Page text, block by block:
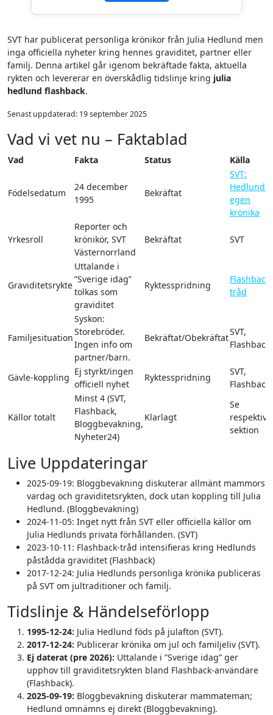
SVT har publicerat personliga krönikor från Julia Hedlund men
inga officiella nyheter kring hennes graviditet, partner eller
familj. Denna artikel går igenom bekräftade fakta, aktuella
rykten och levererar en överskådlig tidslinje kring julia
hedlund flashback.
Senast uppdaterad: 19 september 2025
Vad vi vet nu – Faktablad
Vad Fakta Status Källa
Födelsedatum
24 december
1995
Bekräftat
SVT:
Hedlunds
egen
krönika
Yrkesroll
Reporter och
krönikör, SVT
Västernorrland
Bekräftat SVT
Graviditetsrykte
Uttalande i
”Sverige idag”
tolkas som
graviditet
Ryktesspridning
Flashback-
tråd
Familjesituation
Syskon:
Storebröder.
Ingen info om
partner/barn.
Bekräftat/Obekräftat
SVT,
Flashback
Gävle-koppling
Ej styrkt/ingen
officiell nyhet
Ryktesspridning
SVT,
Flashback
Källor totalt
Minst 4 (SVT,
Flashback,
Bloggbevakning,
Nyheter24)
Klarlagt
Se
respektive
sektion
Live Uppdateringar
2025-09-19: Bloggbevakning diskuterar allmänt mammors
vardag och graviditetsrykten, dock utan koppling till Julia
Hedlund. (Bloggbevakning)
2024-11-05: Inget nytt från SVT eller officiella källor om
Julia Hedlunds privata förhållanden. (SVT)
2023-10-11: Flashback-tråd intensifieras kring Hedlunds
påstådda graviditet (Flashback)
2017-12-24: Julia Hedlunds personliga krönika publiceras
på SVT om jultraditioner och familj.
Tidslinje & Händelseförlopp
1995-12-24: Julia Hedlund föds på julafton (SVT).
2017-12-24: Publicerar krönika om jul och familjeliv (SVT).
Ej daterat (pre 2026): Uttalande i ”Sverige idag” ger
upphov till graviditetsrykten bland Flashback-användare
(Flashback).
2025-09-19: Bloggbevakning diskuterar mammateman;
Hedlund omnämns ej direkt (Bloggbevakning).